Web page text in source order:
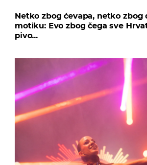
Netko zbog ćevapa, netko zbog
motiku: Evo zbog čega sve
pivo...